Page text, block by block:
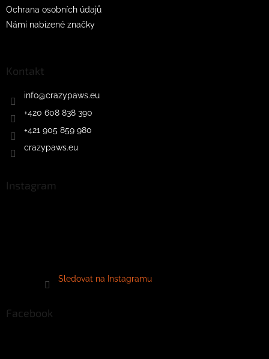
Ochrana osobních údajů
Námi nabízené značky
Kontakt
info@crazypaws.eu
+420 608 838 390
+421 905 859 980
crazypaws.eu
Instagram
Sledovat na Instagramu
Facebook